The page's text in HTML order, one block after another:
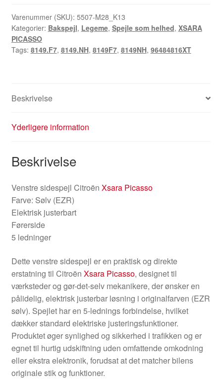
Picasso
EZRC
96484816XT
8149F7
Varenummer (SKU): 5507-M28_K13
Kategorier: Bakspejl, Legeme, Spejle som helhed, XSARA
PICASSO
Tags: 8149.F7, 8149.NH, 8149F7, 8149NH, 96484816XT
Beskrivelse
Yderligere information
Beskrivelse
Venstre sidespejl Citroën Xsara Picasso
Farve: Sølv (EZR)
Elektrisk justerbart
Førerside
5 ledninger
Dette venstre sidespejl er en praktisk og direkte
erstatning til Citroën Xsara Picasso, designet til
værksteder og gør-det-selv mekanikere, der ønsker en
pålidelig, elektrisk justerbar løsning i originalfarven (EZR
sølv). Spejlet har en 5-lednings forbindelse, hvilket
dækker standard elektriske justeringsfunktioner.
Produktet øger synlighed og sikkerhed i trafikken og er
egnet til hurtig udskiftning uden omfattende omkodning
eller ekstra elektronik, forudsat at det matcher bilens
originale stik og funktioner.